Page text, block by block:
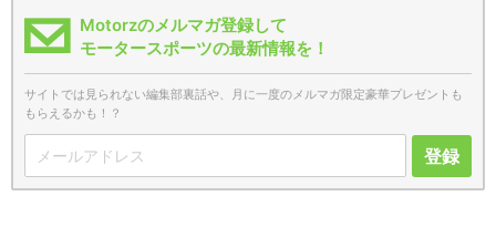
Motorzのメルマガ登録して
モータースポーツの最新情報を！
サイトでは見られない編集部裏話や、月に一度のメルマガ限定豪華プレゼントも
もらえるかも！？
登録